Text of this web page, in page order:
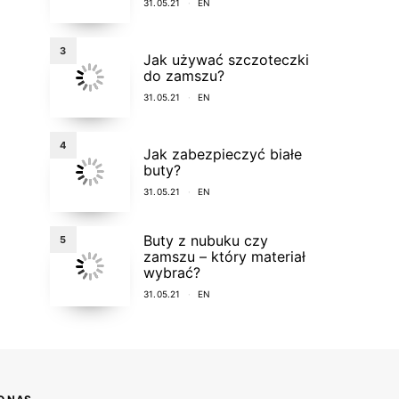
31.05.21 EN
3
Jak używać szczoteczki
do zamszu?
31.05.21 EN
4
Jak zabezpieczyć białe
buty?
31.05.21 EN
5
Buty z nubuku czy
zamszu – który materiał
wybrać?
31.05.21 EN